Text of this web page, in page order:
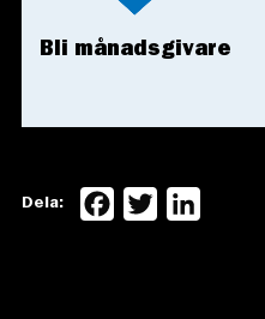
Bli månadsgivare
Dela: Facebook
Twitter